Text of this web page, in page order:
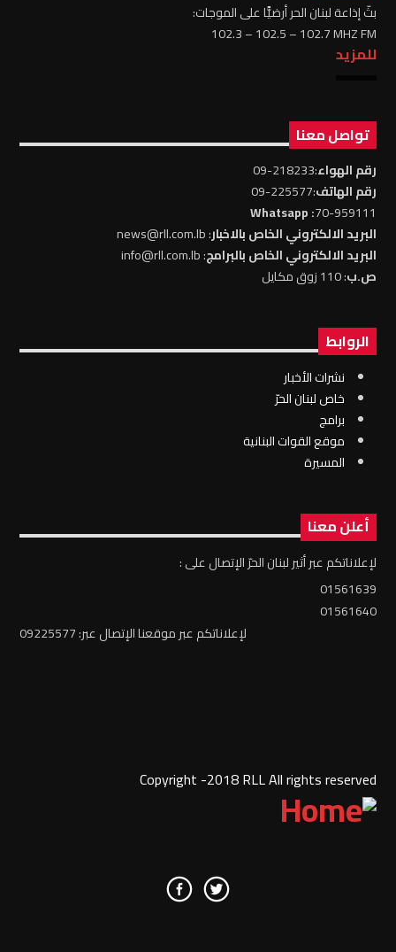
بثّ إذاعة لبنان الحر أرضيًّا على الموجات:
102.3 – 102.5 – 102.7 MHZ FM
للمزيد
تواصل معنا
رقم الهواء:218233-09
رقم الهاتف:225577-09
70-959111
: Whatsapp
البريد الالكتروني الخاص بالاخبار: news@rll.com.lb
البريد الالكتروني الخاص بالبرامج: info@rll.com.lb
ص.ب: 110 زوق مكايل
الروابط
نشرات الأخبار
خاص لبنان الحرّ
برامج
موقع القوات البنانية
المسيرة
أعلن معنا
لإعلاناتكم عبر أثير لبنان الحرّ الإتصال على :
01561639
01561640
لإعلاناتكم عبر موقعنا الإتصال عبر: 09225577
Copyright -2018 RLL All rights reserved